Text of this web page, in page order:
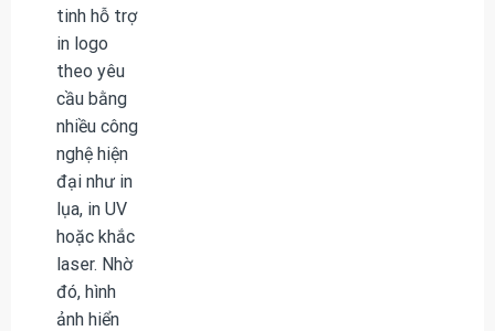
tinh hỗ trợ
in logo
theo yêu
cầu bằng
nhiều công
nghệ hiện
đại như in
lụa, in UV
hoặc khắc
laser. Nhờ
đó, hình
ảnh hiển